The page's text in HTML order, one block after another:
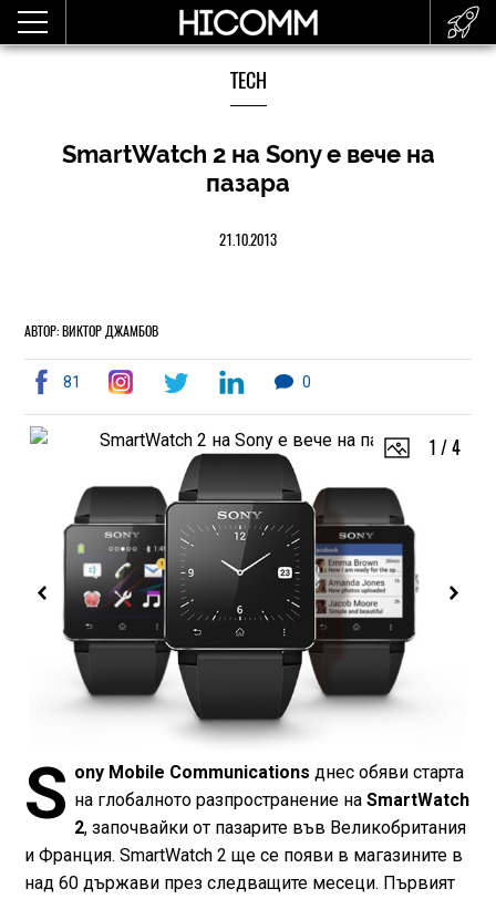
TECH
SmartWatch 2 на Sony е вече на
пазара
21.10.2013
АВТОР: ВИКТОР ДЖАМБОВ
81 0
1 /4
S ony Mobile Communications днес обяви старта
на глобалното разпространение наSmartWatch
2, започвайки от пазарите във Великобритания
и Франция. SmartWatch 2 ще се появи в магазините в
над 60 държави през следващите месеци. Първият